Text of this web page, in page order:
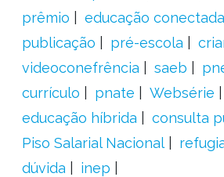
prêmio
educação conectada
publicação
pré-escola
videoconefrência
saeb
currículo
pnate Websérie
educação híbrida
consulta
Piso Salarial Nacional
dúvida
inep